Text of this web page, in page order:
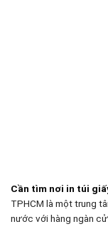
Cần tìm nơi in túi
TPHCM là một trung
nước với hàng ngàn